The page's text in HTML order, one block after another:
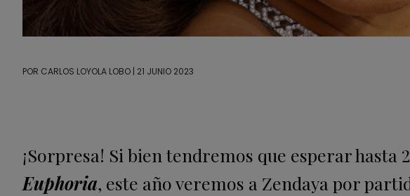
POR CARLOS LOYOLA LOBO | 21 JUNIO 2023
¡Sorpresa! Si bien tendremos que esperar hasta
Euphoria, este año veremos a Zendaya por